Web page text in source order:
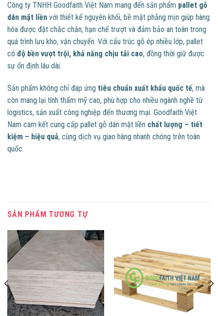
Công ty TNHH Goodfaith Việt Nam mang đến sản phẩm pallet gỗ
dán mặt liền với thiết kế nguyên khối, bề mặt phẳng mịn giúp hàng
hóa được đặt chắc chắn, hạn chế trượt và đảm bảo an toàn trong
quá trình lưu kho, vận chuyển. Với cấu trúc gỗ ép nhiều lớp, pallet
có độ bền vượt trội, khả năng chịu tải cao, đồng thời giữ được
sự ổn định lâu dài.
Sản phẩm không chỉ đáp ứng tiêu chuẩn xuất khẩu quốc tế, mà
còn mang lại tính thẩm mỹ cao, phù hợp cho nhiều ngành nghề từ
logistics, sản xuất công nghiệp đến thương mại. Goodfaith Việt
Nam cam kết cung cấp pallet gỗ dán mặt liền chất lượng – tiết
kiệm – hiệu quả, cùng dịch vụ giao hàng nhanh chóng trên toàn
quốc.
SẢN PHẨM TƯƠNG TỰ